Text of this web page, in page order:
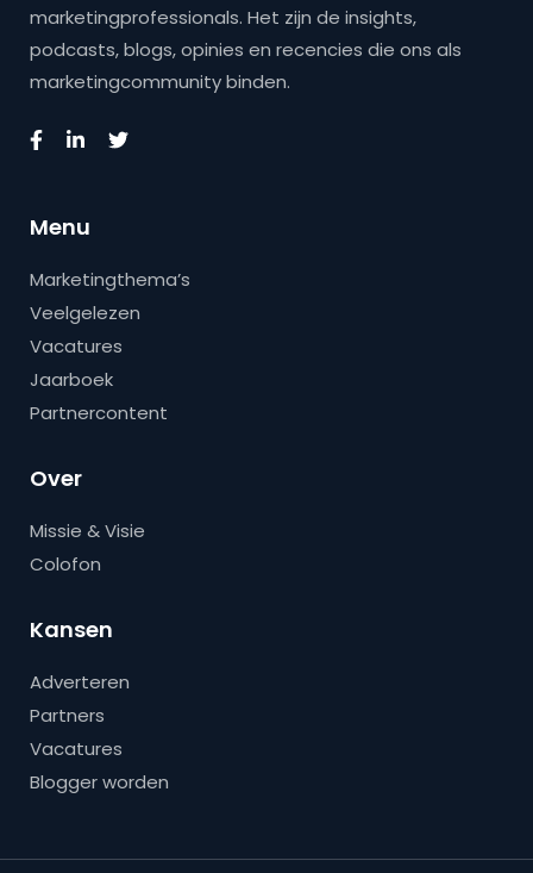
marketingprofessionals. Het zijn de insights,
podcasts, blogs, opinies en recencies die ons als
marketingcommunity binden.
Menu
Marketingthema’s
Veelgelezen
Vacatures
Jaarboek
Partnercontent
Over
Missie & Visie
Colofon
Kansen
Adverteren
Partners
Vacatures
Blogger worden